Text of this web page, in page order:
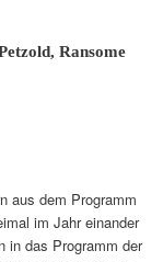
Ransome
aus dem Programm
im Jahr einander
in das Programm der